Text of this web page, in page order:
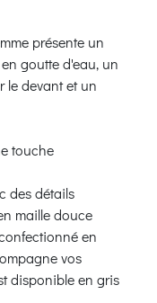
présente un
goutte d'eau, un
le devant et un
touche
des détails
maille douce
en
vos
disponible en gris